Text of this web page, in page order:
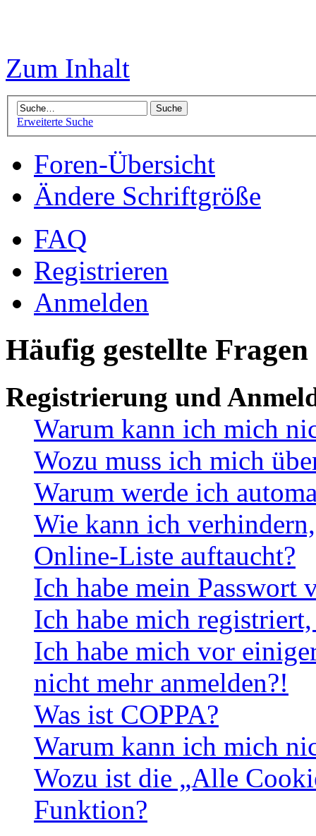
Zum Inhalt
Erweiterte Suche
Foren-Übersicht
Ändere Schriftgröße
FAQ
Registrieren
Anmelden
Häufig gestellte Fragen
Registrierung und
Warum kann ich mich
Wozu muss ich mich
Warum werde ich
Wie kann ich
Online-Liste auftaucht?
Ich habe mein Passwort
Ich habe mich
Ich habe mich vor
nicht mehr anmelden?!
Was ist COPPA?
Warum kann ich mich
Wozu ist die „Alle
Funktion?